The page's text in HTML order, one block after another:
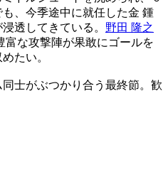
、今季途中に就任した金 鍾
透してきている。 野田 隆之
富な攻撃陣が果敢にゴールを
たい。
士がぶつかり合う最終節。歓